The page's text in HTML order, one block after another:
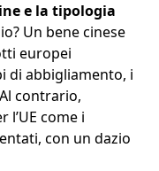
e la tipologia
Un bene cinese
europei
di abbigliamento, i
contrario,
come i
con un dazio